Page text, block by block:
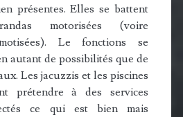
présentes. Elles se battent
motorisées (voire
Le fonctions se
autant de possibilités que de
Les jacuzzis et les piscines
prétendre à des services
ce qui est bien mais